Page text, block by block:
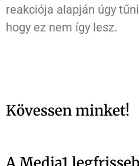
reakciója alapján úgy
hogy ez nem így lesz.
Kövessen minket!